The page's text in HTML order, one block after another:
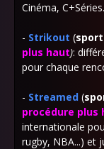
Cinéma,
- Strikout (sport
plus haut):
pour chaque
- Streamed (
procédure plus
internationale
rugby, NBA...) et